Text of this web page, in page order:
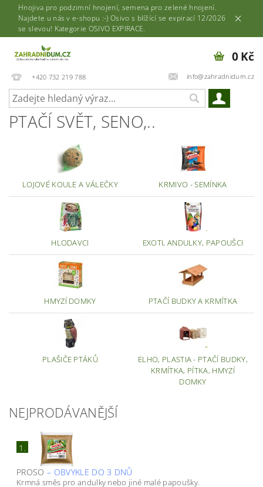
Hnojiva pro podzimní hnojení, semena pro zelené hnojení.
Najdete u nás v e-shopu :-) Osivo s blížící se expirací 12/2026
se slevou! Kategorie OSIVO EXPIRACE.
+420 732 219 788 info@zahradnidum.cz
0 Kč
PTAČÍ SVĚT, SENO,..
LOJOVÉ KOULE A VÁLEČKY KRMIVO - SEMÍNKA
HLODAVCI EXOTI, ANDULKY, PAPOUŠCI
HMYZÍ DOMKY PTAČÍ BUDKY A KRMÍTKA
PLAŠIČE PTÁKŮ
ELHO, PLASTIA - PTAČÍ BUDKY,
KRMÍTKA, PÍTKA, HMYZÍ
DOMKY
NEJPRODÁVANĚJŠÍ
1.
PROSO– OBVYKLE DO 3 DNŮ
Krmná směs pro andulky nebo jiné malé papoušky.